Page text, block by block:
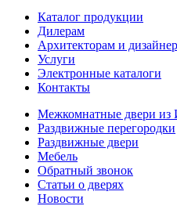
Каталог продукции
Дилерам
Архитекторам и
Услуги
Электронные каталоги
Контакты
Межкомнатные двери из
Раздвижные перегородки
Раздвижные двери
Мебель
Обратный звонок
Статьи о дверях
Новости